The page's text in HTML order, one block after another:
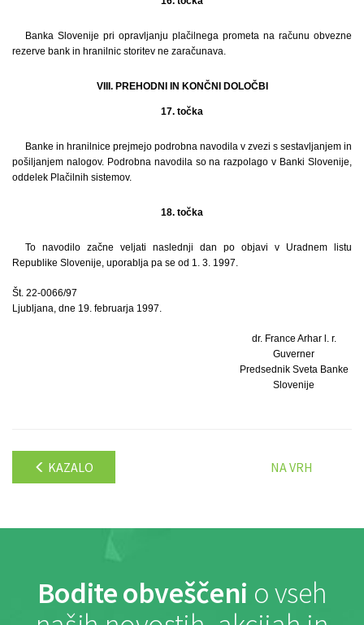
Banka Slovenije pri opravljanju plačilnega prometa na računu obvezne
rezerve bank in hranilnic storitev ne zaračunava.
VIII. PREHODNI IN KONČNI DOLOČBI
17. točka
Banke in hranilnice prejmejo podrobna navodila v zvezi s sestavljanjem in
pošiljanjem nalogov. Podrobna navodila so na razpolago v Banki Slovenije,
oddelek Plačilnih sistemov.
18. točka
To navodilo začne veljati naslednji dan po objavi v Uradnem listu
Republike Slovenije, uporablja pa se od 1. 3. 1997.
Št. 22-0066/97
Ljubljana, dne 19. februarja 1997.
dr. France Arhar l. r.
Guverner
Predsednik Sveta Banke
Slovenije
KAZALO NA VRH
Bodite obveščeni o vseh